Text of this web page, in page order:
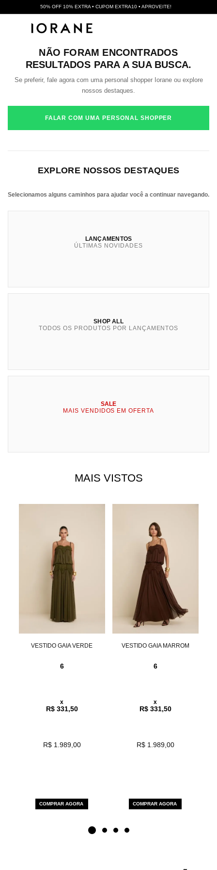
50% OFF 10% EXTRA • CUPOM EXTRA10 • APROVEITE!
NÃO FORAM ENCONTRADOS
RESULTADOS PARA A SUA BUSCA.
Se preferir, fale agora com uma personal shopper Iorane ou explore
nossos destaques.
FALAR COM UMA PERSONAL SHOPPER
EXPLORE NOSSOS DESTAQUES
Selecionamos alguns caminhos para ajudar você a continuar navegando.
LANÇAMENTOS
ÚLTIMAS NOVIDADES
SHOP ALL
TODOS OS PRODUTOS POR LANÇAMENTOS
SALE
MAIS VENDIDOS EM OFERTA
MAIS VISTOS
VESTIDO GAIA VERDE
6
x
R$ 331,50
R$ 1.989,00
COMPRAR AGORA
VESTIDO GAIA MARROM
6
x
R$ 331,50
R$ 1.989,00
COMPRAR AGORA